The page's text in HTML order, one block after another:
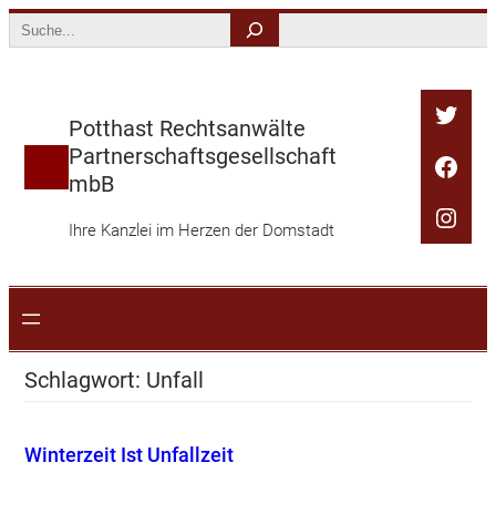
Search
Potthast Rechtsanwälte
Partnerschaftsgesellschaft
mbB
Ihre Kanzlei im Herzen der Domstadt
Schlagwort: Unfall
Winterzeit Ist Unfallzeit